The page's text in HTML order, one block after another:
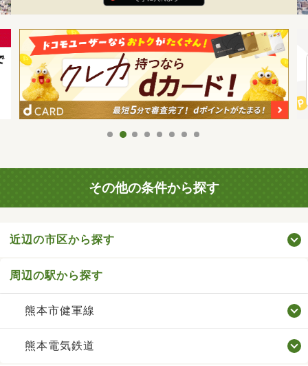
その他の条件から探す
近辺の市区から探す
周辺の駅から探す
熊本市健軍線
熊本電気鉄道